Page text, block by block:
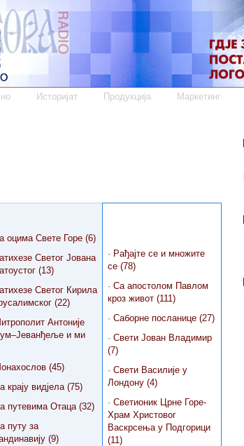
Историјат Продукција Маркетинг
оцима Свете Горе (6)
Светог Јована
(13)
Светог Кирила
(22)
Антоније
и ми
(45)
крају видјела (75)
путевима Отаца (32)
путу за
(9)
· Рађајте се и множите
се (78)
· Са апостолом Павлом
кроз живот (111)
· Саборне посланице (27)
· Свети Јован Владимир
(7)
· Свети Василије у
Лондону (4)
· Светионик Црне Горе-
Храм Христовог
Васкрсења у Подгорици
(11)